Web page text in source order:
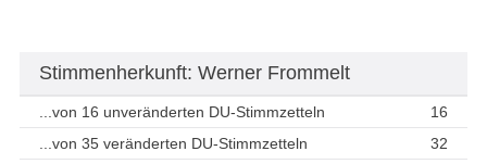
Stimmenherkunft: Werner Frommelt
...von 16 unveränderten DU-Stimmzetteln
16
...von 35 veränderten DU-Stimmzetteln
32